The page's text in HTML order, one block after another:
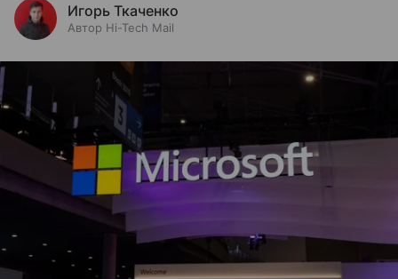
Игорь Ткаченко
Автор Hi-Tech Mail